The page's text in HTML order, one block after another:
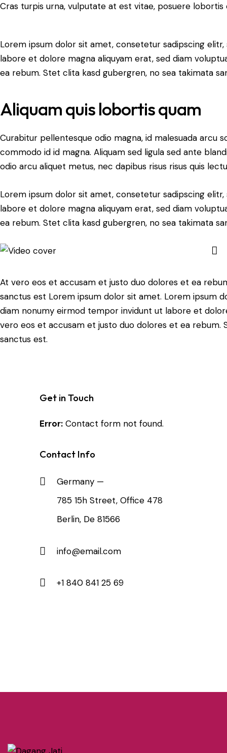
Cras turpis urna, vulputate at est vitae, posuere lobortis
Lorem ipsum dolor sit amet, consetetur sadipscing
labore et dolore magna aliquyam erat, sed diam
ea rebum. Stet clita kasd gubergren, no sea takimata
Aliquam quis lobortis quam
Curabitur pellentesque odio magna, id malesuada arcu
commodo id id magna. Aliquam sed ligula sed ante
odio arcu aliquet metus, nec dapibus risus risus quis
Lorem ipsum dolor sit amet, consetetur sadipscing
labore et dolore magna aliquyam erat, sed diam
ea rebum. Stet clita kasd gubergren, no sea takimata
At vero eos et accusam et justo duo dolores et ea
sanctus est Lorem ipsum dolor sit amet. Lorem ipsum
diam nonumy eirmod tempor invidunt ut labore et
vero eos et accusam et justo duo dolores et ea rebum.
sanctus est.
Get in Touch
Error: Contact form not found.
Contact Info
Germany —
785 15h Street, Office 478
Berlin, De 81566
info@email.com
+1 840 841 25 69